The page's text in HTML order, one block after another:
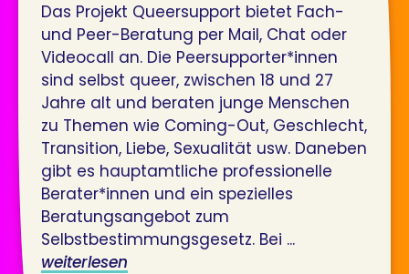
Das Projekt Queersupport bietet Fach-
und Peer-Beratung per Mail, Chat oder
Videocall an. Die Peersupporter*innen
sind selbst queer, zwischen 18 und 27
Jahre alt und beraten junge Menschen
zu Themen wie Coming-Out, Geschlecht,
Transition, Liebe, Sexualität usw. Daneben
gibt es hauptamtliche professionelle
Berater*innen und ein spezielles
Beratungsangebot zum
Selbstbestimmungsgesetz. Bei ...
weiterlesen